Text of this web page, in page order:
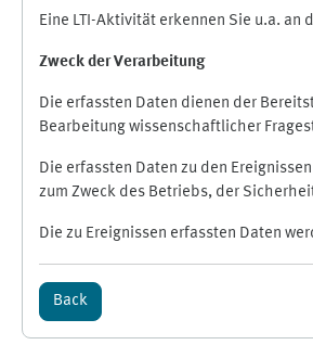
Eine LTI-Aktivität erkennen Sie u.a.
Zweck der Verarbeitung
Die erfassten Daten dienen der
Bearbeitung wissenschaftlicher
Die erfassten Daten zu den
zum Zweck des Betriebs, der
Die zu Ereignissen erfassten Daten
Back